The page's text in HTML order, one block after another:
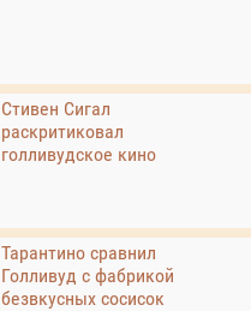
Стивен Сигал
раскритиковал
голливудское кино
Тарантино сравнил
Голливуд с фабрикой
безвкусных сосисок